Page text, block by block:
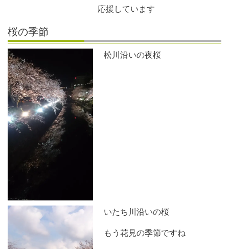
応援しています
桜の季節
松川沿いの夜桜
いたち川沿いの桜
もう花見の季節ですね